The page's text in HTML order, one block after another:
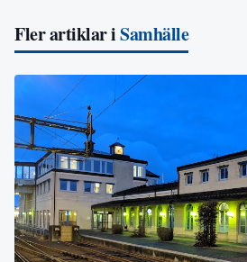
Fler artiklar iSamhälle